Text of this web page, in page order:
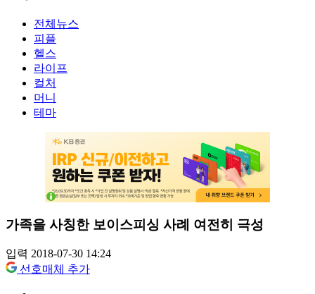
전체뉴스
피플
헬스
라이프
컬처
머니
테마
가족을 사칭한 보이스피싱 사례 여전히 극성
입력 2018-07-30 14:24
선호매체 추가